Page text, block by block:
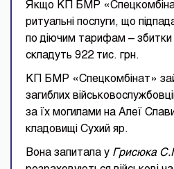
Якщо КП БМР
ритуальні послуги, що
по діючим тарифам – збитки
складуть 922 тис. грн.
КП БМР «Спецкомбінат»
загиблих
за їх могилами на Алеї
кладовищі Сухий яр.
Вона запитала у Грисюка